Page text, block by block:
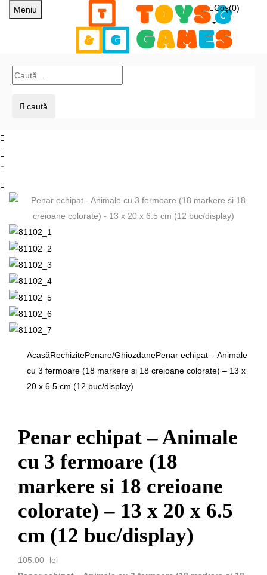
Meniu Coş(0)
caută
AcasăRechizitePenare/GhiozdanePenar echipat – Animale
cu 3 fermoare (18 markere si 18 creioane colorate) – 13 x
20 x 6.5 cm (12 buc/display)
Penar echipat – Animale
cu 3 fermoare (18
markere si 18 creioane
colorate) – 13 x 20 x 6.5
cm (12 buc/display)
105.00
lei